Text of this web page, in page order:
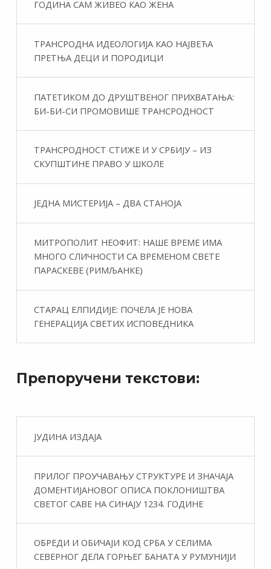
ГОДИНА САМ ЖИВЕО КАО ЖЕНА
ТРАНСРОДНА ИДЕОЛОГИЈА КАО НАЈВЕЋА
ПРЕТЊА ДЕЦИ И ПОРОДИЦИ
ПАТЕТИКОМ ДО ДРУШТВЕНОГ ПРИХВАТАЊА:
БИ-БИ-СИ ПРОМОВИШЕ ТРАНСРОДНОСТ
ТРАНСРОДНОСТ СТИЖЕ И У СРБИЈУ – ИЗ
СКУПШТИНЕ ПРАВО У ШКОЛЕ
ЈЕДНА МИСТЕРИЈА – ДВА СТАНОЈА
МИТРОПОЛИТ НЕОФИТ: НАШЕ ВРЕМЕ ИМА
МНОГО СЛИЧНОСТИ СА ВРЕМЕНОМ СВЕТЕ
ПАРАСКЕВЕ (РИМЉАНКЕ)
СТАРАЦ ЕЛПИДИЈЕ: ПОЧЕЛА ЈЕ НОВА
ГЕНЕРАЦИЈА СВЕТИХ ИСПОВЕДНИКА
Препоручени текстови:
ЈУДИНА ИЗДАЈА
ПРИЛОГ ПРОУЧАВАЊУ СТРУКТУРЕ И ЗНАЧАЈА
ДОМЕНТИЈАНОВОГ ОПИСА ПОКЛОНИШТВА
СВЕТОГ САВЕ НА СИНАЈУ 1234. ГОДИНЕ
ОБРЕДИ И ОБИЧАЈИ КОД СРБА У СЕЛИМА
СЕВЕРНОГ ДЕЛА ГОРЊЕГ БАНАТА У РУМУНИЈИ